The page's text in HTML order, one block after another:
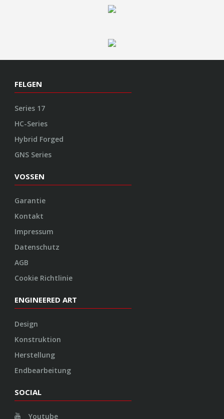
FELGEN
Series 17
HC-Series
Hybrid Forged
GNS Series
VOSSEN
Garantie
Kontakt
Impressum
Datenschutz
AGB
Cookie Richtlinie
ENGINEERED ART
Design
Konstruktion
Herstellung
Endbearbeitung
SOCIAL
Youtube